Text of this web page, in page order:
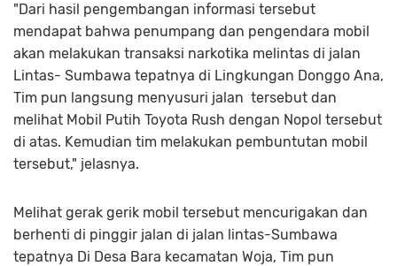
"Dari hasil pengembangan informasi tersebut
mendapat bahwa penumpang dan pengendara mobil
akan melakukan transaksi narkotika melintas di jalan
Lintas- Sumbawa tepatnya di Lingkungan Donggo Ana,
Tim pun langsung menyusuri jalan tersebut dan
melihat Mobil Putih Toyota Rush dengan Nopol tersebut
di atas. Kemudian tim melakukan pembuntutan mobil
tersebut," jelasnya.
Melihat gerak gerik mobil tersebut mencurigakan dan
berhenti di pinggir jalan di jalan lintas-Sumbawa
tepatnya Di Desa Bara kecamatan Woja, Tim pun